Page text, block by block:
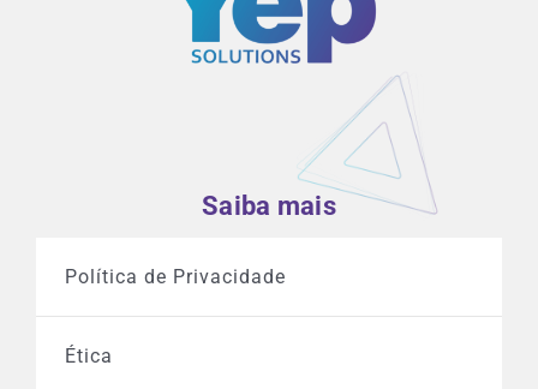
Saiba mais
Política de Privacidade
Ética